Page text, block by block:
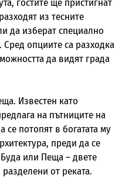
гостите ще пристигнат
из тесните
да изберат специално
опциите са разходка
да видят града
Известен като
на пътниците на
потопят в богатата му
преди да се
или Пеща – двете
от реката.